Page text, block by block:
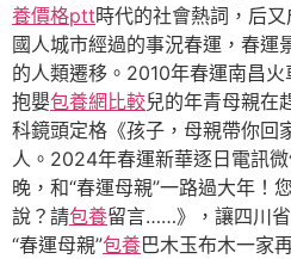
養價格ptt時代的社會熱詞，后
國人城市經過的事況春運，春運
的人類遷移。2010年春運南昌
抱嬰包養網比較兒的年青母親在
科鏡頭定格《孩子，母親帶你回
人。2024年春運新華逐日電訊
晚，和“春運母親”一路過大年！
說？請包養留言……》，讓四川
“春運母親”包養巴木玉布木一家